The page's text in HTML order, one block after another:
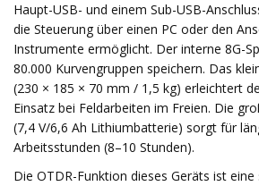
Haupt-USB- und einem Sub-USB-
die Steuerung über einen PC oder den
Instrumente ermöglicht. Der interne 8G-
80.000 Kurvengruppen speichern. Das
(230 × 185 × 70 mm / 1,5 kg) erleichtert
Einsatz bei Feldarbeiten im Freien. Die
(7,4 V/6,6 Ah Lithiumbatterie) sorgt für
Arbeitsstunden (8–10 Stunden).
Die OTDR-Funktion dieses Geräts ist